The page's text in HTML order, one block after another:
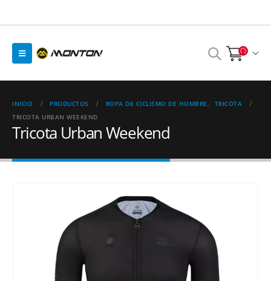
INICIO PRODUCTOS ROPA DE CICLISMO DE HOMBRE,
TRICOTA
TRICOTA URBAN WEEKEND
Tricota Urban Weekend